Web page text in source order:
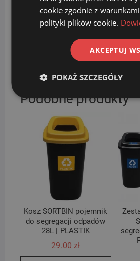
użyteczności publicznej.
odpowiada przyjętym w UE
trafiają w Państwa potrzeby, chętnie
indywidualne zestawy
Podobne produkty
Kosz SORTBIN pojemnik
do segregacji odpadów
28L | PLASTIK
29.00 zł
cookie zgodnie z
polityki plików cookie.
AKCEPTUJ
POKAŻ SZCZEGÓŁY